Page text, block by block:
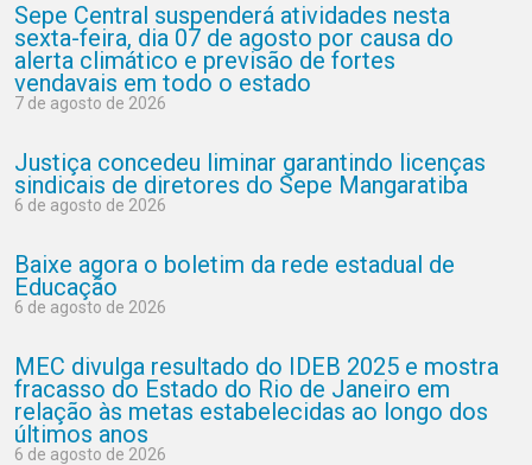
Sepe Central suspenderá atividades nesta
sexta-feira, dia 07 de agosto por causa do
alerta climático e previsão de fortes
vendavais em todo o estado
7 de agosto de 2026
Justiça concedeu liminar garantindo licenças
sindicais de diretores do Sepe Mangaratiba
6 de agosto de 2026
Baixe agora o boletim da rede estadual de
Educação
6 de agosto de 2026
MEC divulga resultado do IDEB 2025 e mostra
fracasso do Estado do Rio de Janeiro em
relação às metas estabelecidas ao longo dos
últimos anos
6 de agosto de 2026